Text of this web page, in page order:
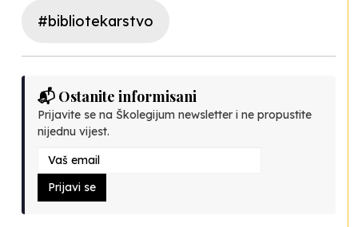
#bibliotekarstvo
📬 Ostanite informisani
Prijavite se na Školegijum newsletter i ne propustite
nijednu vijest.
Prijavi se